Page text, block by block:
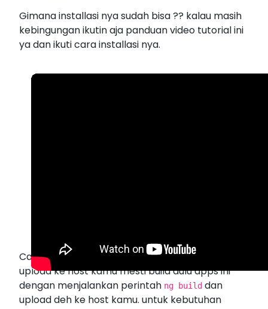
Gimana installasi nya sudah bisa ?? kalau masih
kebingungan ikutin aja panduan video tutorial ini
ya dan ikuti cara installasi nya.
Cara untuk upload ke host bagaimana ?? untuk
upload ke host kamu mesti build dulu apps ini
dengan menjalankan perintah ng build dan
upload deh ke host kamu. untuk kebutuhan